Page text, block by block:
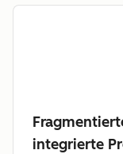
integrierte